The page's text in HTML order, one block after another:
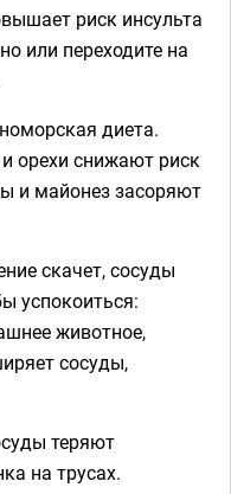
риск инсульта
или переходите на
диета.
орехи снижают риск
и майонез засоряют
скачет, сосуды
успокоиться:
животное,
сосуды,
теряют
на трусах.